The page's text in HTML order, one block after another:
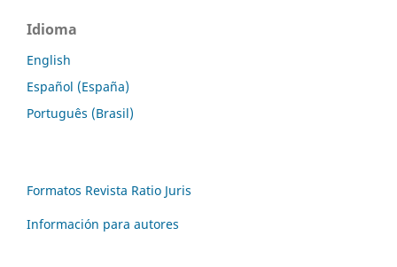
Idioma
English
Español (España)
Português (Brasil)
Formatos Revista Ratio Juris
Información para autores